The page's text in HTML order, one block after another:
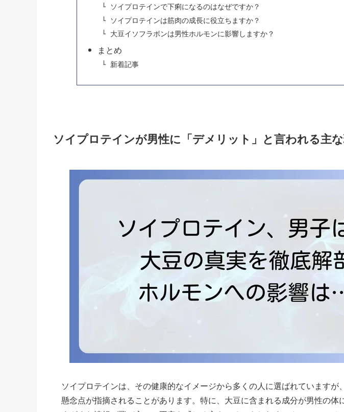
ソイプロテインで下痢になるのはなぜですか？
ソイプロテインは筋肉の成長に役立ちますか？
大豆イソフラボンは男性ホルモンに影響しますか？
まとめ
新着記事
ソイプロテインが男性に「デメリット」と言われる主
ソイプロテインは、その健康的なイメージから多くの人に選ばれていますが
懸念点が指摘されることがあります。特に、大豆に含まれる成分が男性の体